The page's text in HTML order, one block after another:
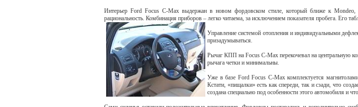
Интерьер Ford Focus C-Max выдержан в новом фордовском стиле, который ближе к
рациональность. Комбинация приборов – легко читаема, за исключением показателя пробега. Его
Управление системой отопления и индивидуальными
призадумываться.
Рычаг КПП на Focus C-Max перекочевал на центральную
рычага четки и минимальны.
Уже в базе Ford Focus C-Max комплектуется
Кстати, «пищалки» есть как спереди, так и сзади, что
создана специально под особенности этого автомобиля и